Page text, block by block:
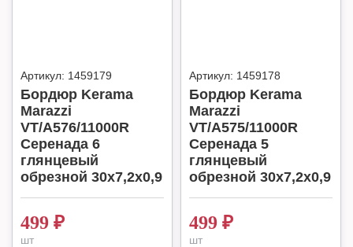
Артикул: 1459179
Бордюр Kerama
Marazzi
VT/A576/11000R
Серенада 6
глянцевый
обрезной 30x7,2x0,9
499 ₽
шт
Артикул: 1459178
Бордюр Kerama
Marazzi
VT/A575/11000R
Серенада 5
глянцевый
обрезной 30x7,2x0,9
499 ₽
шт